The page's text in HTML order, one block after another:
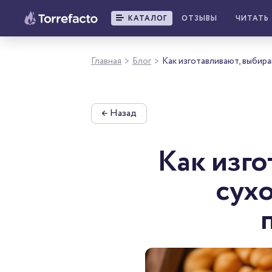
КАТАЛОГ ОТЗЫВЫ ЧИТАТЬ
Главная > Блог > Как изготавливают,
← Назад
Как